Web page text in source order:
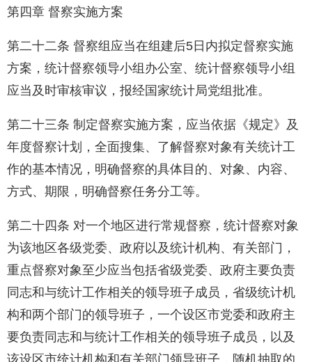
第四章 督察实施方案
第二十二条 督察组应当在组建后5日内拟定督察实施
方案，统计督察领导小组办公室、统计督察领导小组
应当及时审核审议，报经国家统计局党组批准。
第二十三条 制定督察实施方案，应当依据《规定》及
年度督察计划，全面搜集、了解督察对象有关统计工
作的基本情况，明确督察的具体目的、对象、内容、
方式、期限，明确督察任务分工等。
第二十四条 对一个地区进行常规督察，统计督察对象
为该地区各级党委、政府以及统计机构、有关部门，
重点督察对象至少应当包括省级党委、政府主要负责
同志和与统计工作相关的领导班子成员，省级统计机
构和两个部门的领导班子，一个设区市党委和政府主
要负责同志和与统计工作相关的领导班子成员，以及